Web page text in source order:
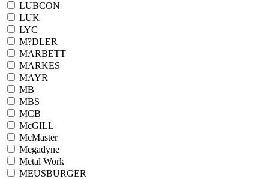
LUBCON
LUK
LYC
M?DLER
MARBETT
MARKES
MAYR
MB
MBS
MCB
McGILL
McMaster
Megadyne
Metal Work
MEUSBURGER